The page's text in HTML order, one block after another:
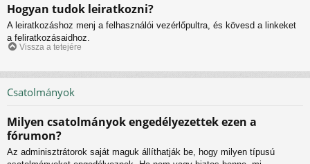
Hogyan tudok leiratkozni?
A leiratkozáshoz menj a felhasználói vezérlőpultra, és kövesd a linkeket
a feliratkozásaidhoz.
Vissza a tetejére
Csatolmányok
Milyen csatolmányok engedélyezettek ezen a
fórumon?
Az adminisztrátorok saját maguk állíthatják be, hogy milyen típusú